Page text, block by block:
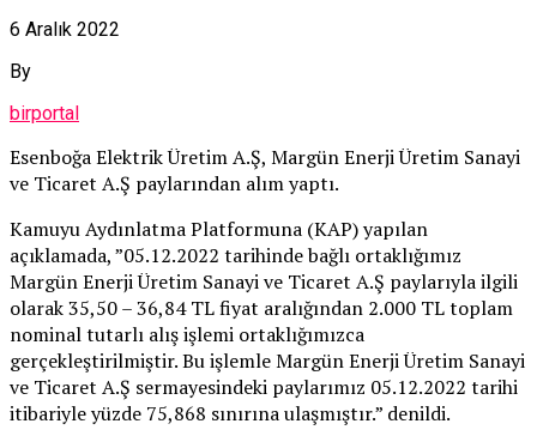
6 Aralık 2022
By
birportal
Esenboğa Elektrik Üretim A.Ş, Margün Enerji Üretim Sanayi
ve Ticaret A.Ş paylarından alım yaptı.
Kamuyu Aydınlatma Platformuna (KAP) yapılan
açıklamada, ”05.12.2022 tarihinde bağlı ortaklığımız
Margün Enerji Üretim Sanayi ve Ticaret A.Ş paylarıyla ilgili
olarak 35,50 – 36,84 TL fiyat aralığından 2.000 TL toplam
nominal tutarlı alış işlemi ortaklığımızca
gerçekleştirilmiştir. Bu işlemle Margün Enerji Üretim Sanayi
ve Ticaret A.Ş sermayesindeki paylarımız 05.12.2022 tarihi
itibariyle yüzde 75,868 sınırına ulaşmıştır.” denildi.